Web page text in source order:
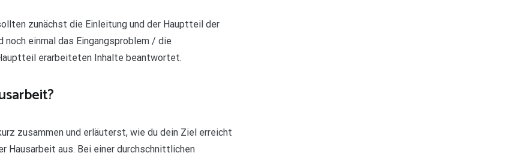
zunächst die Einleitung und der Hauptteil der
einmal das Eingangsproblem / die
erarbeiteten Inhalte beantwortet.
zusammen und erläuterst, wie du dein Ziel erreicht
Hausarbeit aus. Bei einer durchschnittlichen